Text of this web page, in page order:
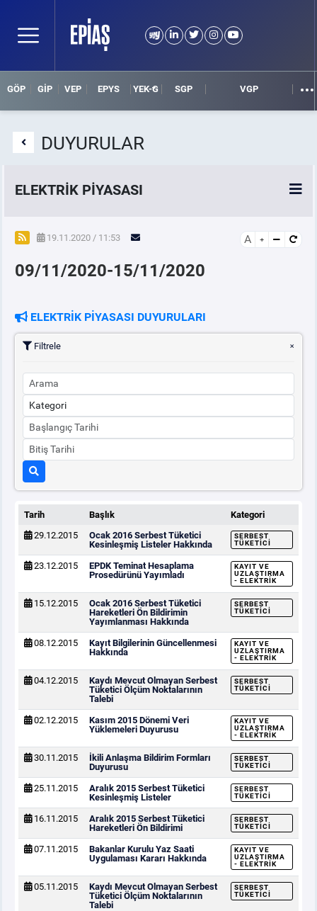
GÖP GİP VEP EPYS YEK-G SGP VGP
DUYURULAR
ELEKTRİK PİYASASI
SPOT ELEKTRİK PİYASALARI
ÖRNEK FİNANS BELGELERİ
VADELİ ELEKTRİK PİYASASI
PİYASA
SERBEST TÜKETİCİ
MALİ UZLAŞTIRMA
TEMİNAT
BÜLTENLER
DUYURULAR
BT HİZMET YÖNETİM SİSTEMİ POLİTİKAMIZ
19.11.2020 / 11:53 A
09/11/2020-15/11/2020
ELEKTRİK PİYASASI DUYURULARI
Filtrele
Tarih Başlık
Kategori
29.12.2015
Ocak 2016 Serbest Tüketici
Kesinleşmiş Listeler Hakkında
SERBEST
TÜKETICI
23.12.2015
EPDK Teminat Hesaplama
Prosedürünü Yayımladı
KAYIT VE
UZLAŞTIRMA
- ELEKTRIK
15.12.2015
Ocak 2016 Serbest Tüketici
Hareketleri Ön Bildirimin
Yayımlanması Hakkında
SERBEST
TÜKETICI
08.12.2015
Kayıt Bilgilerinin Güncellenmesi
Hakkında
KAYIT VE
UZLAŞTIRMA
- ELEKTRIK
04.12.2015
Kaydı Mevcut Olmayan Serbest
Tüketici Ölçüm Noktalarının
Talebi
SERBEST
TÜKETICI
02.12.2015
Kasım 2015 Dönemi Veri
Yüklemeleri Duyurusu
KAYIT VE
UZLAŞTIRMA
- ELEKTRIK
30.11.2015
İkili Anlaşma Bildirim Formları
Duyurusu
SERBEST
TÜKETICI
25.11.2015
Aralık 2015 Serbest Tüketici
Kesinleşmiş Listeler
SERBEST
TÜKETICI
16.11.2015
Aralık 2015 Serbest Tüketici
Hareketleri Ön Bildirimi
SERBEST
TÜKETICI
07.11.2015
Bakanlar Kurulu Yaz Saati
Uygulaması Kararı Hakkında
KAYIT VE
UZLAŞTIRMA
- ELEKTRIK
05.11.2015
Kaydı Mevcut Olmayan Serbest
Tüketici Ölçüm Noktalarının
Talebi
SERBEST
TÜKETICI